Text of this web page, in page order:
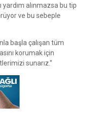
alınmazsa bu tip
ve bu sebeple
başla çalışan tüm
korumak için
sunarız.”